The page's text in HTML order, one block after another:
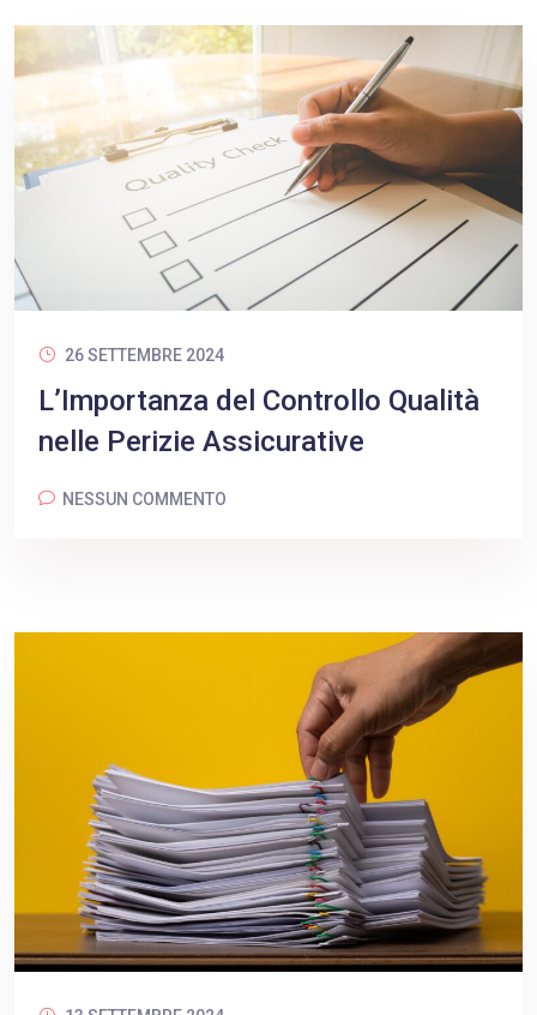
26 SETTEMBRE 2024
L’Importanza del Controllo Qualità
nelle Perizie Assicurative
NESSUN COMMENTO